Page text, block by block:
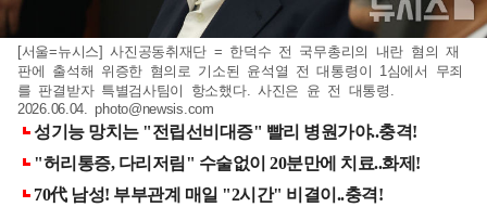
[서울=뉴시스] 사진공동취재단 = 한덕수 전 국무총리의 내란 혐의 재
판에 출석해 위증한 혐의로 기소된 윤석열 전 대통령이 1심에서 무죄
를 판결받자 특별검사팀이 항소했다. 사진은 윤 전 대통령.
2026.06.04.photo@newsis.com